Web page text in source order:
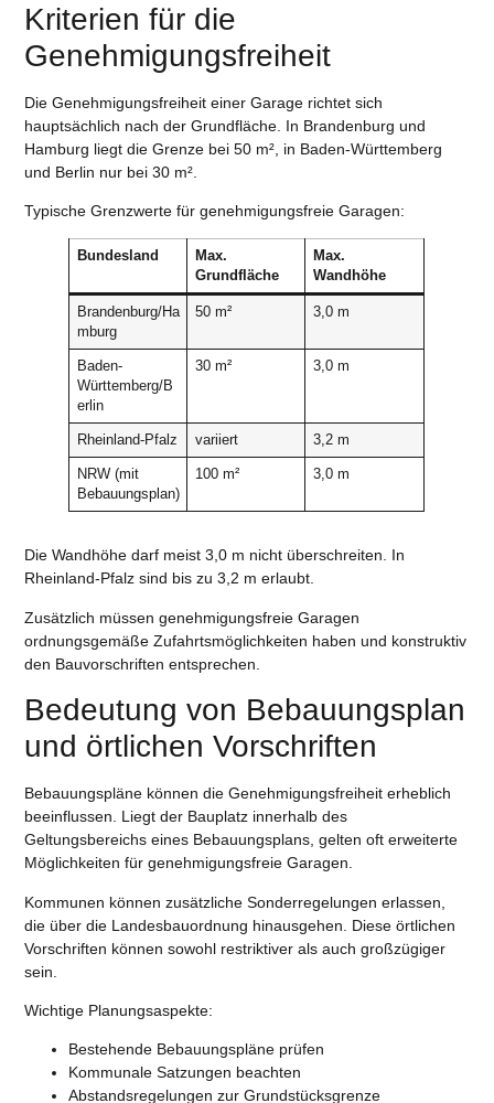
Kriterien für die
Genehmigungsfreiheit
Die Genehmigungsfreiheit einer Garage richtet sich
hauptsächlich nach der Grundfläche. In Brandenburg und
Hamburg liegt die Grenze bei 50 m², in Baden-Württemberg
und Berlin nur bei 30 m².
Typische Grenzwerte für genehmigungsfreie Garagen:
Bundesland
Max.
Grundfläche
Max.
Wandhöhe
Brandenburg/Ha
mburg
50 m² 3,0 m
Baden-
Württemberg/B
erlin
30 m² 3,0 m
Rheinland-Pfalz variiert 3,2 m
NRW (mit
Bebauungsplan)
100 m² 3,0 m
Die Wandhöhe darf meist 3,0 m nicht überschreiten. In
Rheinland-Pfalz sind bis zu 3,2 m erlaubt.
Zusätzlich müssen genehmigungsfreie Garagen
ordnungsgemäße Zufahrtsmöglichkeiten haben und konstruktiv
den Bauvorschriften entsprechen.
Bedeutung von Bebauungsplan
und örtlichen Vorschriften
Bebauungspläne können die Genehmigungsfreiheit erheblich
beeinflussen. Liegt der Bauplatz innerhalb des
Geltungsbereichs eines Bebauungsplans, gelten oft erweiterte
Möglichkeiten für genehmigungsfreie Garagen.
Kommunen können zusätzliche Sonderregelungen erlassen,
die über die Landesbauordnung hinausgehen. Diese örtlichen
Vorschriften können sowohl restriktiver als auch großzügiger
sein.
Wichtige Planungsaspekte:
Bestehende Bebauungspläne prüfen
Kommunale Satzungen beachten
Abstandsregelungen zur Grundstücksgrenze